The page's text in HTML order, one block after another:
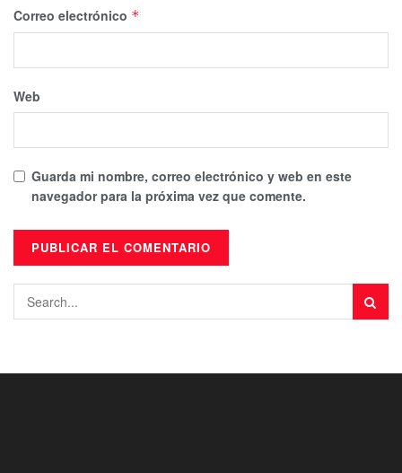
Correo electrónico *
Web
Guarda mi nombre, correo electrónico y web en este
navegador para la próxima vez que comente.